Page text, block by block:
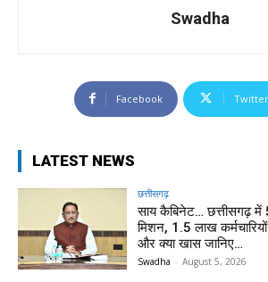
Swadha
Facebook Twitter
LATEST NEWS
छत्तीसगढ़
साय कैबिनेट… छत्तीसगढ़
मिशन, 1.5 लाख
और क्या खास जानिए…
Swadha - August 5, 2026